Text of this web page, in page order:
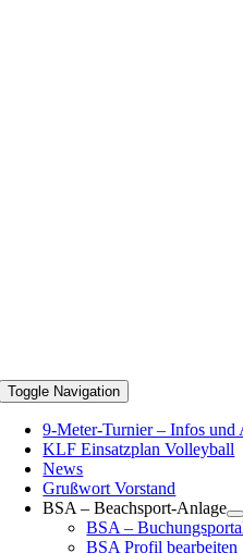
Toggle Navigation
9-Meter-Turnier – Infos und
KLF Einsatzplan Volleyball
News
Grußwort Vorstand
BSA – Beachsport-Anlage
BSA –
BSA Profil bearbeiten